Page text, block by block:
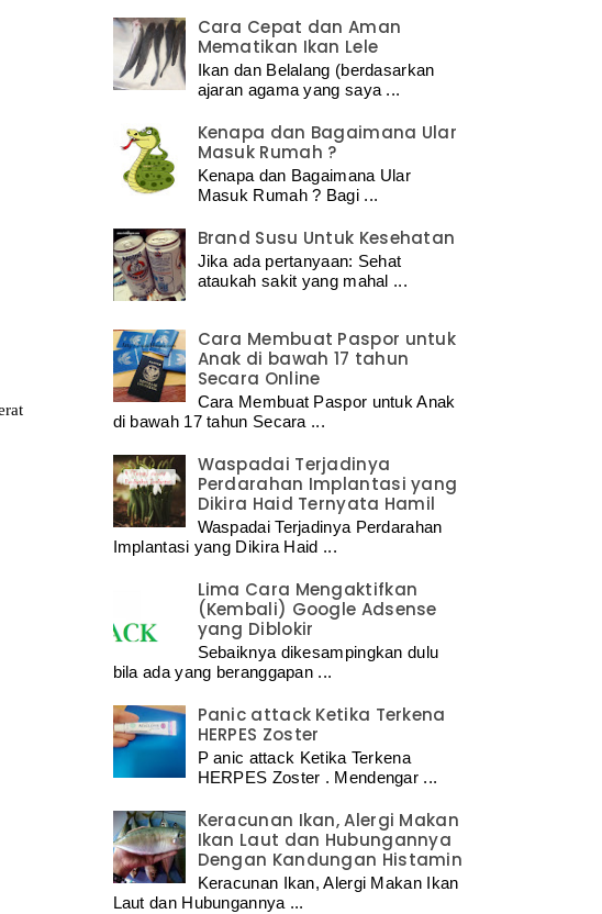
Cara Cepat dan Aman
Mematikan Ikan Lele
Ikan dan Belalang (berdasarkan
ajaran agama yang saya ...
Kenapa dan Bagaimana Ular
Masuk Rumah ?
Kenapa dan Bagaimana Ular
Masuk Rumah ? Bagi ...
Brand Susu Untuk Kesehatan
Jika ada pertanyaan: Sehat
ataukah sakit yang mahal ...
Cara Membuat Paspor untuk
Anak di bawah 17 tahun
Secara Online
Cara Membuat Paspor untuk Anak
di bawah 17 tahun Secara ...
Waspadai Terjadinya
Perdarahan Implantasi yang
Dikira Haid Ternyata Hamil
Waspadai Terjadinya Perdarahan
Implantasi yang Dikira Haid ...
Lima Cara Mengaktifkan
(Kembali) Google Adsense
yang Diblokir
Sebaiknya dikesampingkan dulu
bila ada yang beranggapan ...
Panic attack Ketika Terkena
HERPES Zoster
P anic attack Ketika Terkena
HERPES Zoster . Mendengar ...
Keracunan Ikan, Alergi Makan
Ikan Laut dan Hubungannya
Dengan Kandungan Histamin
Keracunan Ikan, Alergi Makan Ikan
Laut dan Hubungannya ...